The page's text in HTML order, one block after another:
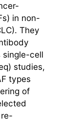
in non-
They
single-cell
studies,
types
of